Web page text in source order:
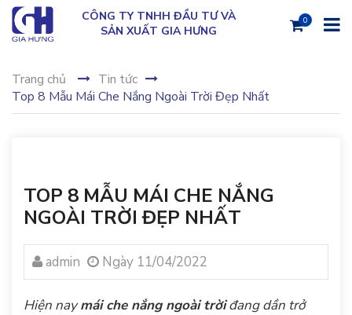
CÔNG TY TNHH ĐẦU TƯ VÀ
SẢN XUẤT GIA HƯNG
0
Trang chủ
Tin tức
Top 8 Mẫu Mái Che Nắng Ngoài Trời Đẹp Nhất
TOP 8 MẪU MÁI CHE NẮNG
NGOÀI TRỜI ĐẸP NHẤT
admin Ngày 11/04/2022
Hiện nay mái che nắng ngoài trời đang dần trở